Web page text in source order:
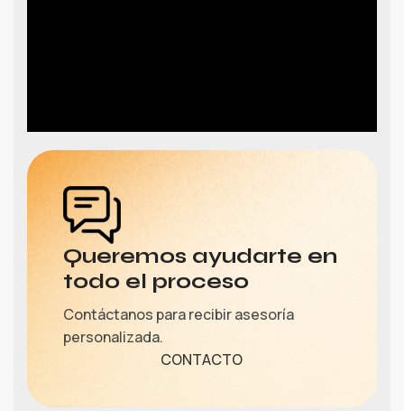
Queremos ayudarte en
todo el proceso
Contáctanos para recibir asesoría
personalizada.
CONTACTO